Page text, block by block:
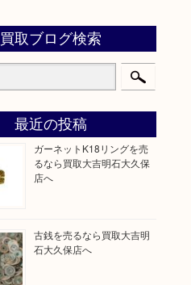
買取ブログ検索
最近の投稿
ガーネットK18リングを売
るなら買取大吉明石大久保
店へ
古銭を売るなら買取大吉明
石大久保店へ